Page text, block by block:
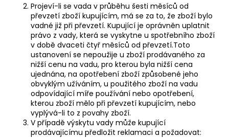
Projeví-li se vada v průběhu šesti měsíců od
převzetí zboží kupujícím, má se za to, že zboží bylo
vadné již při převzetí. Kupující je oprávněn uplatnit
právo z vady, která se vyskytne u spotřebního zboží
v době dvaceti čtyř měsíců od převzetí.Toto
ustanovení se nepoužije u zboží prodávaného za
nižší cenu na vadu, pro kterou byla nižší cena
ujednána, na opotřebení zboží způsobené jeho
obvyklým užíváním, u použitého zboží na vadu
odpovídající míře používání nebo opotřebení,
kterou zboží mělo při převzetí kupujícím, nebo
vyplývá-li to z povahy zboží.
V případě výskytu vady může kupující
prodávajícímu předložit reklamaci a požadovat: